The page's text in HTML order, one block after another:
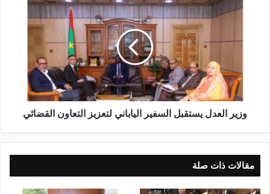
وزير العدل يستقبل السفير الياباني لتعزيز التعاون القضائي
مقالات ذات صلة